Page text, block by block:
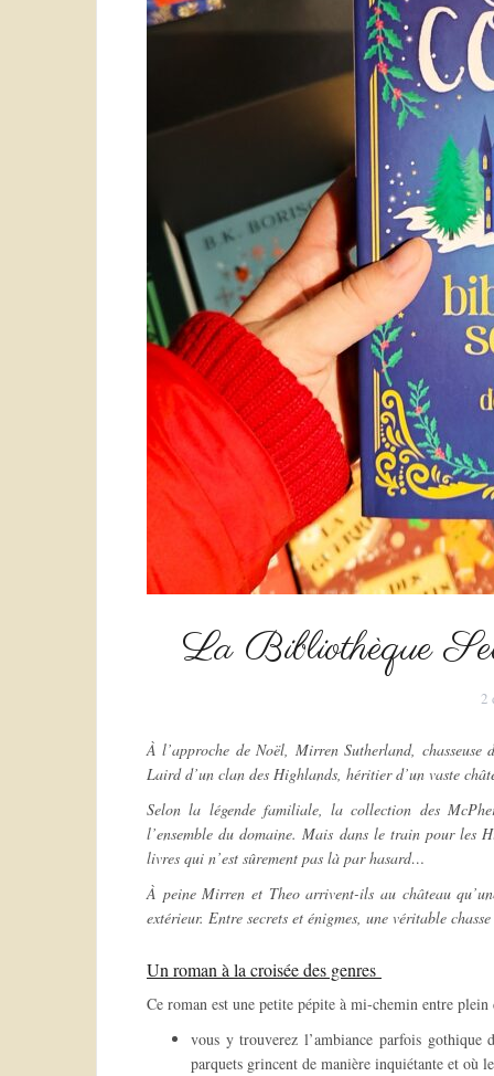
La Bibliothèque
2
À l’approche de Noël, Mirren Sutherland,
Laird d’un clan des Highlands, héritier d’un vaste
Selon la légende familiale, la collection des
l’ensemble du domaine. Mais dans le train pour les
livres qui n’est sûrement pas là par hasard…
À peine Mirren et Theo arrivent-ils au château
extérieur. Entre secrets et énigmes, une véritable
Un roman à lacroiséedes genres
Ce roman est une petite pépite à mi-chemin entre
vous y trouverez l’ambiance parfois gothique
parquets grincent de manière inquiétante et où